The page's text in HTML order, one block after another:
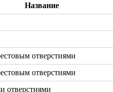
Название
отверстиями
отверстиями
отверстиями